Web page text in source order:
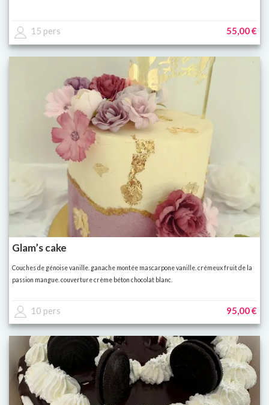
15 pers 55,00 €
Glam’s cake
Couches de génoise vanille. ganache montée mascarpone vanille. crémeux fruit de la
passion mangue. couverture crème béton chocolat blanc.
10 pers 95,00 €